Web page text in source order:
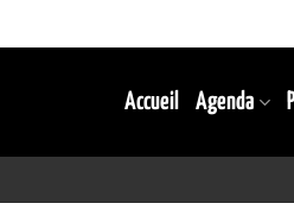
Accueil Agenda